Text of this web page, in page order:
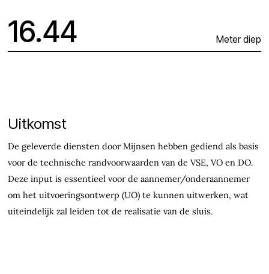
16.44 Meter diep
Uitkomst
De geleverde diensten door Mijnsen hebben gediend als basis
voor de technische randvoorwaarden van de VSE, VO en DO.
Deze input is essentieel voor de aannemer/onderaannemer
om het uitvoeringsontwerp (UO) te kunnen uitwerken, wat
uiteindelijk zal leiden tot de realisatie van de sluis.